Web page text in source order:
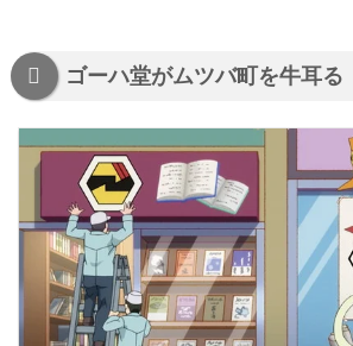
ゴーハ堂がムツバ町を牛耳る